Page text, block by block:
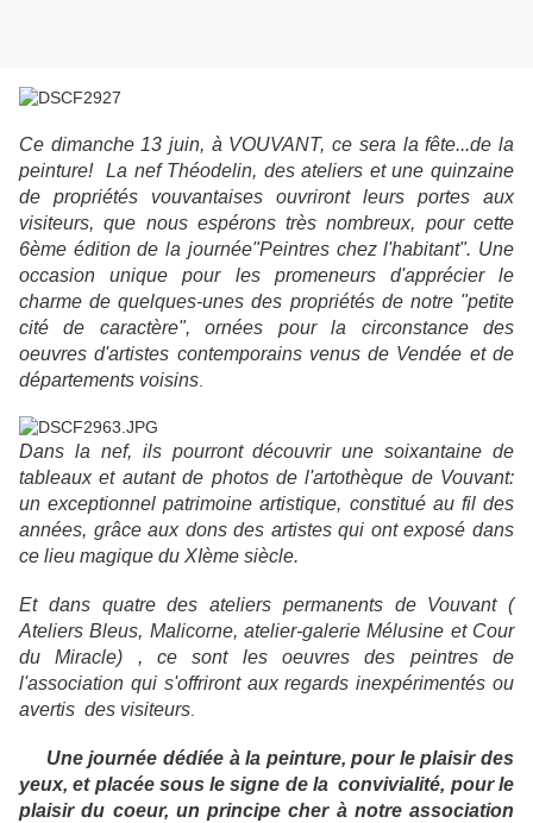
Ce dimanche 13 juin, à VOUVANT, ce sera la fête...de la
peinture! La nef Théodelin, des ateliers et une quinzaine
de propriétés vouvantaises ouvriront leurs portes aux
visiteurs, que nous espérons très nombreux, pour cette
6ème édition de la journée"Peintres chez l'habitant". Une
occasion unique pour les promeneurs d'apprécier le
charme de quelques-unes des propriétés de notre "petite
cité de caractère", ornées pour la circonstance des
oeuvres d'artistes contemporains venus de Vendée et de
départements voisins
Dans la nef, ils pourront découvrir une soixantaine de
tableaux et autant de photos de l'artothèque de Vouvant:
un exceptionnel patrimoine artistique, constitué au fil des
années, grâce aux dons des artistes qui ont exposé dans
ce lieu magique du XIème siècle.
Et dans quatre des ateliers permanents de Vouvant (
Ateliers Bleus, Malicorne, atelier-galerie Mélusine et Cour
du Miracle) , ce sont les oeuvres des peintres de
l'association qui s'offriront aux regards inexpérimentés ou
avertis des visiteurs
Une journée dédiée à la peinture, pour le plaisir des
yeux, et placée sous le signe de la convivialité, pour le
plaisir du coeur, un principe cher à notre association